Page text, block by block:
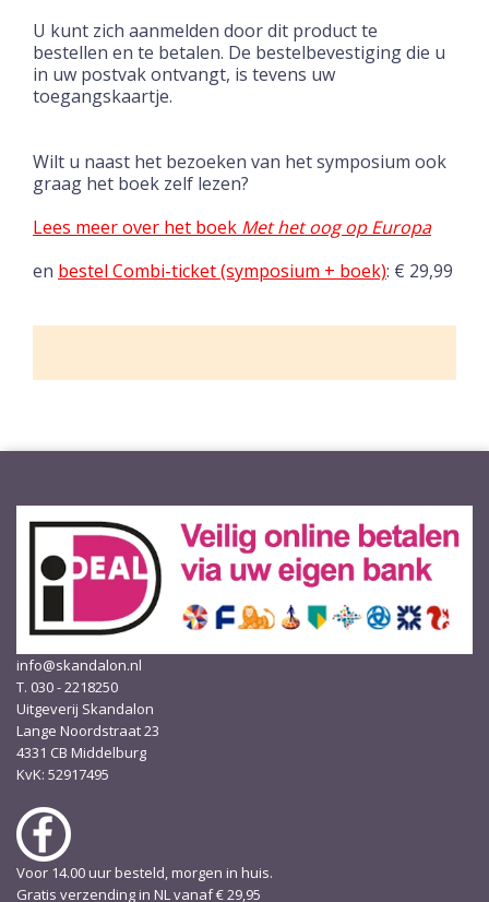
U kunt zich aanmelden door dit product te
bestellen en te betalen. De bestelbevestiging die u
in uw postvak ontvangt, is tevens uw
toegangskaartje.
Wilt u naast het bezoeken van het symposium ook
graag het boek zelf lezen?
Lees meer over het boek Met het oog op Europa
en bestel Combi-ticket (symposium + boek): € 29,99
info@skandalon.nl
T. 030 - 2218250
Uitgeverij Skandalon
Lange Noordstraat 23
4331 CB Middelburg
KvK: 52917495
Voor 14.00 uur besteld, morgen in huis.
Gratis verzending in NL vanaf € 29,95